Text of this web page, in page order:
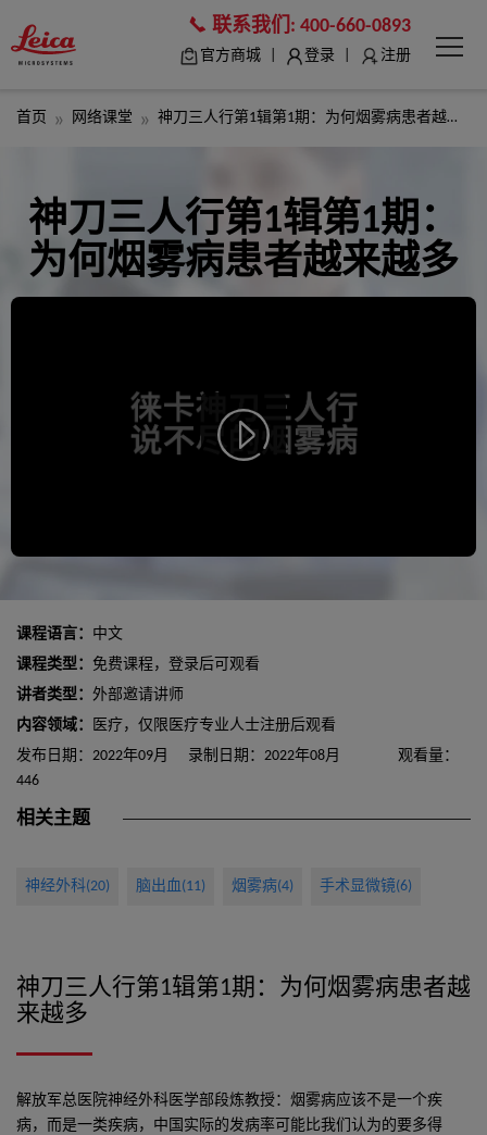
联系我们: 400-660-0893
官方商城 登录 注册
首页 网络课堂 神刀三人行第1辑第1期：为何烟雾病患者越来越多
神刀三人行第1辑第1期：
为何烟雾病患者越来越多
课程语言： 中文
课程类型： 免费课程，登录后可观看
讲者类型： 外部邀请讲师
内容领域：
医疗，仅限医疗专业人士注册后观看
发布日期：2022年09月
录制日期：2022年08月
观看量：
446
相关主题
神经外科(20) 脑出血(11) 烟雾病(4) 手术显微镜(6)
神刀三人行第1辑第1期：为何烟雾病患者越
来越多
解放军总医院神经外科医学部段炼教授：烟雾病应该不是一个疾
病，而是一类疾病，中国实际的发病率可能比我们认为的要多得